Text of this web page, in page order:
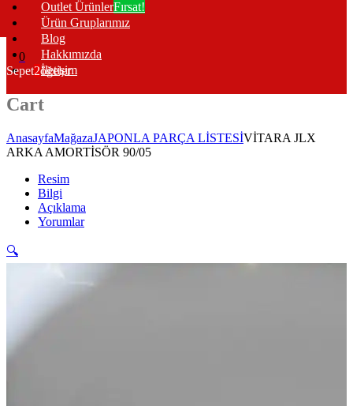
Outlet ÜrünlerFırsat!
Ürün Gruplarımız
Blog
Hakkımızda
İletişim
0
Sepet2öğeler
Cart
AnasayfaMağazaJAPONLA PARÇA LİSTESİVİTARA JLX
ARKA AMORTİSÖR 90/05
Resim
Bilgi
Açıklama
Yorumlar
🔍